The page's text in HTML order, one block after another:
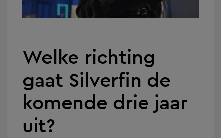
Welke richting
gaat Silverfin de
komende drie jaar
uit?